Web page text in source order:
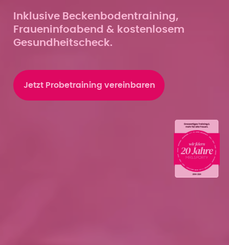
Inklusive Beckenbodentraining,
Fraueninfoabend & kostenlosem
Gesundheitscheck.
Jetzt Probetraining vereinbaren